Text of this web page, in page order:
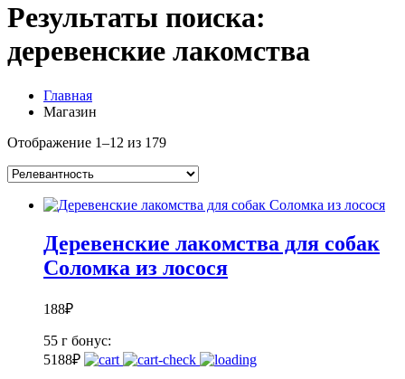
Результаты поиска:
деревенские лакомства
Главная
Магазин
Отображение 1–12 из 179
Деревенские лакомства для собак
Соломка из лосося
188₽
55 г бонус:
5188₽